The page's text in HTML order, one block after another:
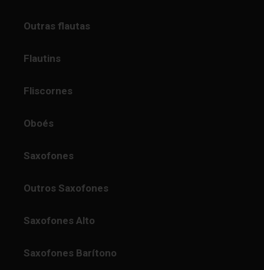
Outras flautas
Flautins
Fliscornes
Oboés
Saxofones
Outros Saxofones
Saxofones Alto
Saxofones Barítono